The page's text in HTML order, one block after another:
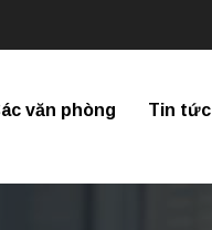
văn phòng Tin tức